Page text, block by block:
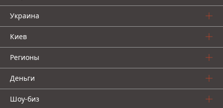
Украина
Киев
Регионы
Деньги
Шоу-биз